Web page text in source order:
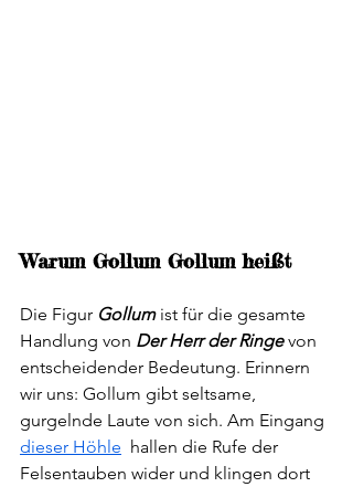
Warum Gollum Gollum heißt
Die Figur Gollum ist für die gesamte
Handlung von Der Herr der Ringe von
entscheidender Bedeutung. Erinnern
wir uns: Gollum gibt seltsame,
gurgelnde Laute von sich. Am Eingang
dieser Höhle hallen die Rufe der
Felsentauben wider und klingen dort